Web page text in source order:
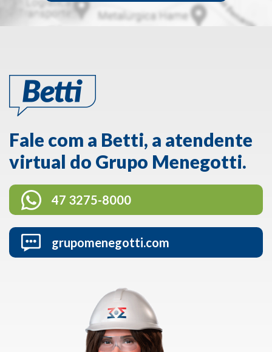
Fale com a Betti, a atendente
virtual do Grupo Menegotti.
47 3275-8000
grupomenegotti.com